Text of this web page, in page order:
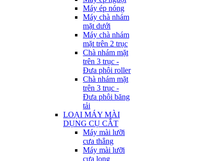
Máy ép nóng
Máy chà nhám
mặt dưới
Máy chà nhám
mặt trên 2 trục
Chà nhám mặt
trên 3 trục -
Đưa phôi roller
Chà nhám mặt
trên 3 trục -
Đưa phôi băng
tải
LOẠI MÁY MÀI
DỤNG CỤ CẮT
Máy mài lưỡi
cưa thẳng
Máy mài lưỡi
cưa lọng